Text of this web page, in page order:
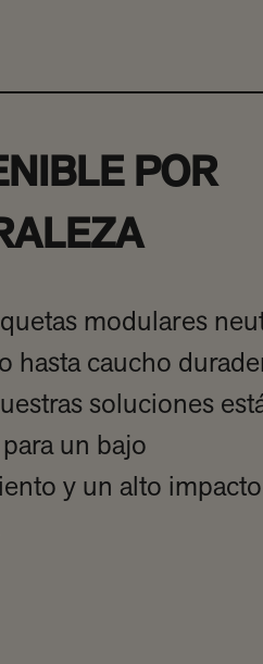
POR
modulares
hasta caucho
soluciones
un bajo
y un alto impacto